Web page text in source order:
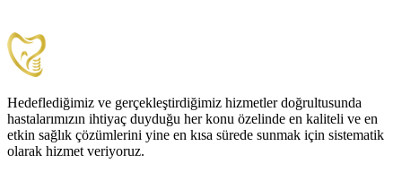
Hedeflediğimiz ve gerçekleştirdiğimiz hizmetler doğrultusunda
hastalarımızın ihtiyaç duyduğu her konu özelinde en kaliteli ve en
etkin sağlık çözümlerini yine en kısa sürede sunmak için sistematik
olarak hizmet veriyoruz.